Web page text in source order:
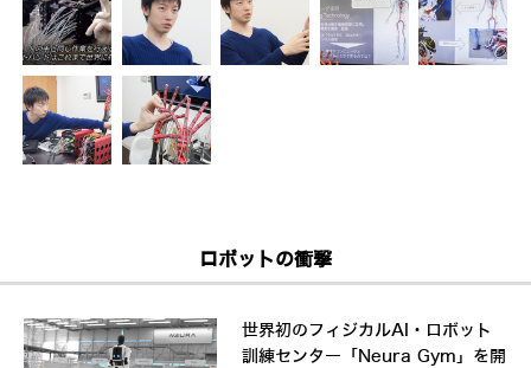
ロボットの衝撃
世界初のフィジカルAI・ロボット
訓練センター「Neura Gym」を開